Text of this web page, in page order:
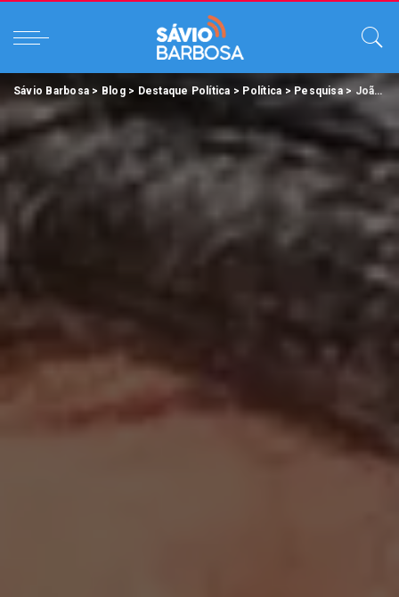
Sávio Barbosa > Blog> Destaque Política > Política > Pesquisa> João Cléber lidera na corrida eleitoral pela Prefeitura de São Félix do Xingu.